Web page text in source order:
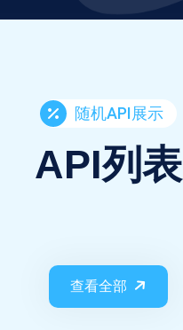
随机API展示
API列表
查看全部